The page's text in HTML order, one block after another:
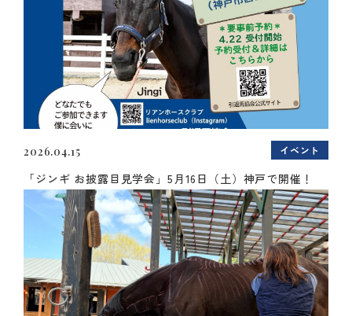
2026.04.15 イベント
「ジンギ お披露目見学会」5月16日（土）神戸で開催！